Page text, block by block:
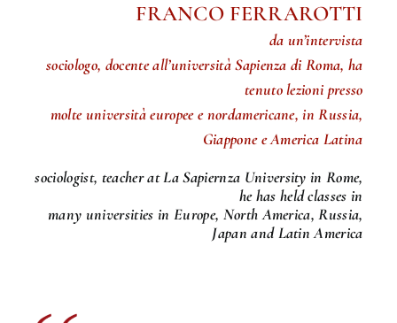
FRANCO FERRAROTTI
da un’intervista
sociologo, docente all’università Sapienza di Roma, ha
tenuto lezioni presso
molte università europee e nordamericane, in Russia,
Giappone e America Latina
sociologist, teacher at La Sapiernza University in Rome,
he has held classes in
many universities in Europe, North America, Russia,
Japan and Latin America